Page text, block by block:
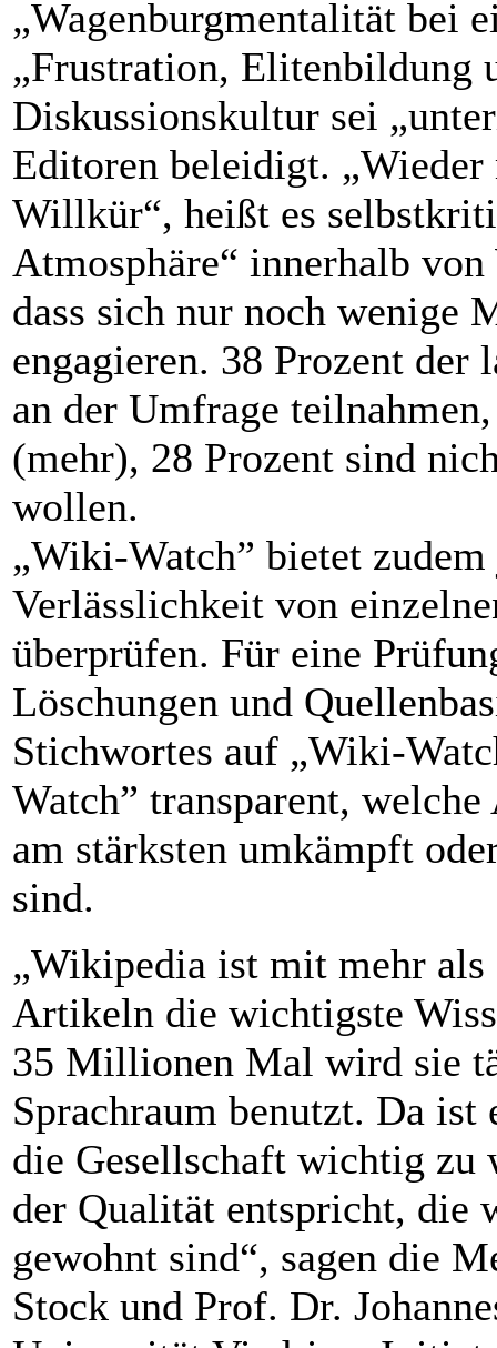
„Wagenburgmentalität bei
„Frustration, Elitenbildung
Diskussionskultur sei
Editoren beleidigt.
Willkür“, heißt es
Atmosphäre“ innerhalb
dass sich nur noch wenige
engagieren. 38 Prozent
an der Umfrage
(mehr), 28 Prozent sind
wollen.
„Wiki-Watch” bietet
Verlässlichkeit von
überprüfen. Für eine
Löschungen und
Stichwortes auf „Wiki-
Watch” transparent,
am stärksten umkämpft
sind.
„Wikipedia ist mit mehr
Artikeln die wichtigste
35 Millionen Mal wird sie
Sprachraum benutzt. Da
die Gesellschaft wichtig
der Qualität entspricht, die
gewohnt sind“, sagen die
Stock und Prof. Dr.